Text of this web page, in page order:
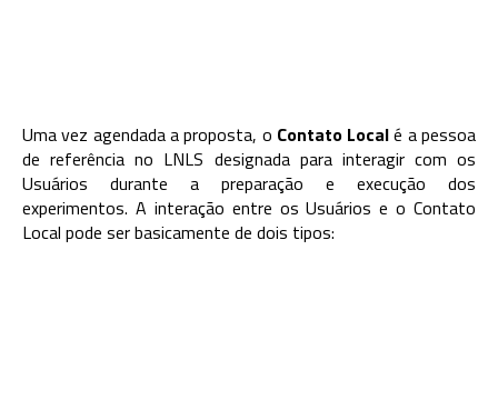
Uma vez agendada a proposta, o Contato Localé a pessoa
de referência no LNLS designada para interagir com os
Usuários durante a preparação e execução dos
experimentos. A interação entre os Usuários e o Contato
Local pode ser basicamente de dois tipos: